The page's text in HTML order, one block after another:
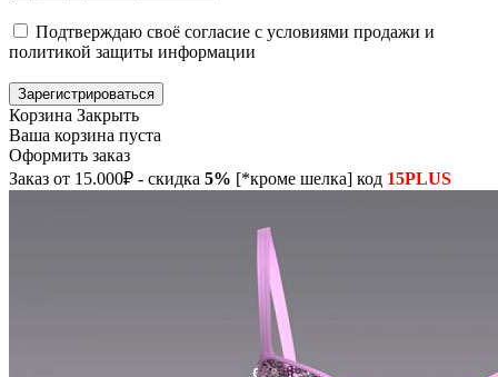
Подтверждаю своё согласие с условиями продажи и
политикой защиты информации
Зарегистрироваться
Корзина Закрыть
Ваша корзина пуста
Оформить заказ
Заказ от 15.000₽ - скидка 5% [*кроме шелка] код 15PLUS